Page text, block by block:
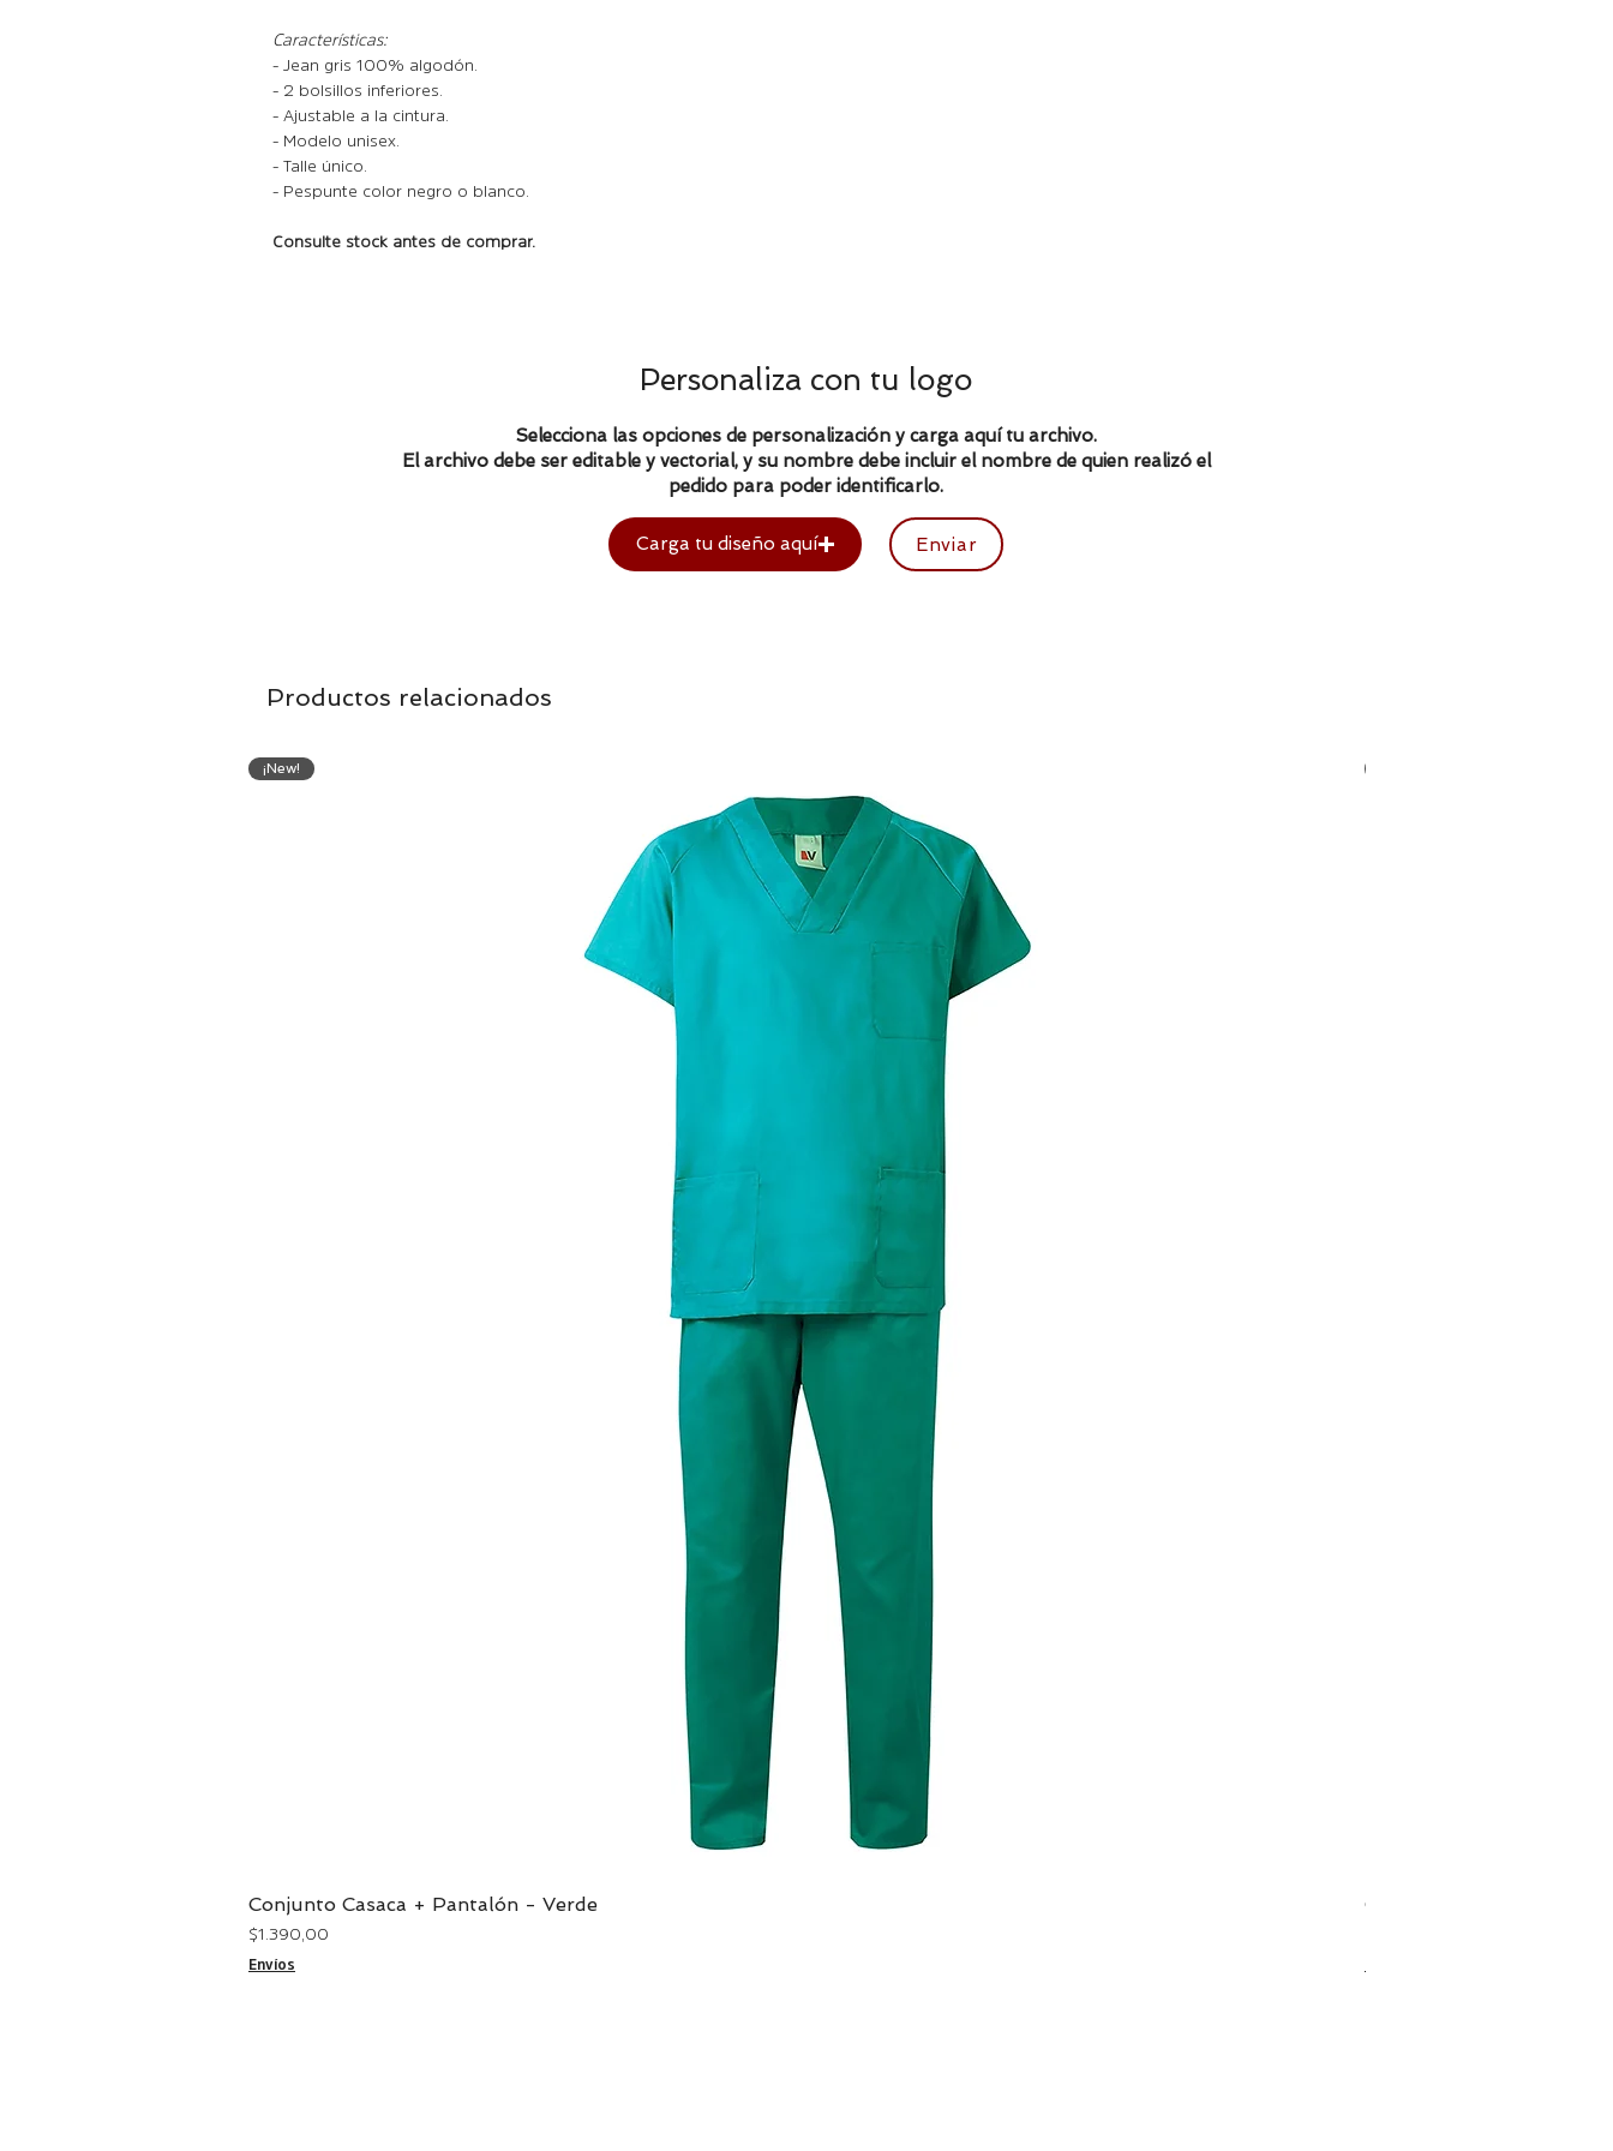
Características:
- Jean gris 100% algodón.
- 2 bolsillos inferiores.
- Ajustable a la cintura.
- Modelo unisex.
- Talle único.
- Pespunte color negro o blanco.
Consulte stock antes de comprar.
Personaliza con tu logo
Selecciona las opciones de personalización y carga aquí tu archivo.
El archivo debe ser editable y vectorial, y su nombre debe incluir el nombre de quien realizó el
pedido para poder identificarlo.
Carga tu diseño aquí Enviar
Productos relacionados
¡New!
Conjunto Casaca + Pantalón - Verde
Precio
$ 1.390,00
Envíos
Conjunto Casaca +